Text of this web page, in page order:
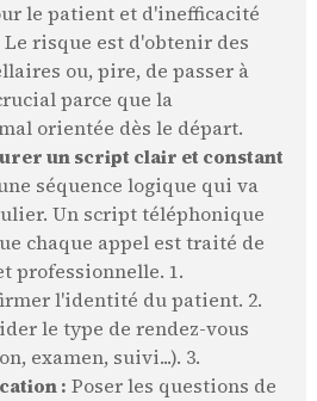
le patient et d'inefficacité
risque est d'obtenir des
ou, pire, de passer à
parce que la
orientée dès le départ.
un script clair et constant
séquence logique qui va
Un script téléphonique
chaque appel est traité de
professionnelle. 1.
l'identité du patient. 2.
le type de rendez-vous
examen, suivi...). 3.
: Poser les questions de